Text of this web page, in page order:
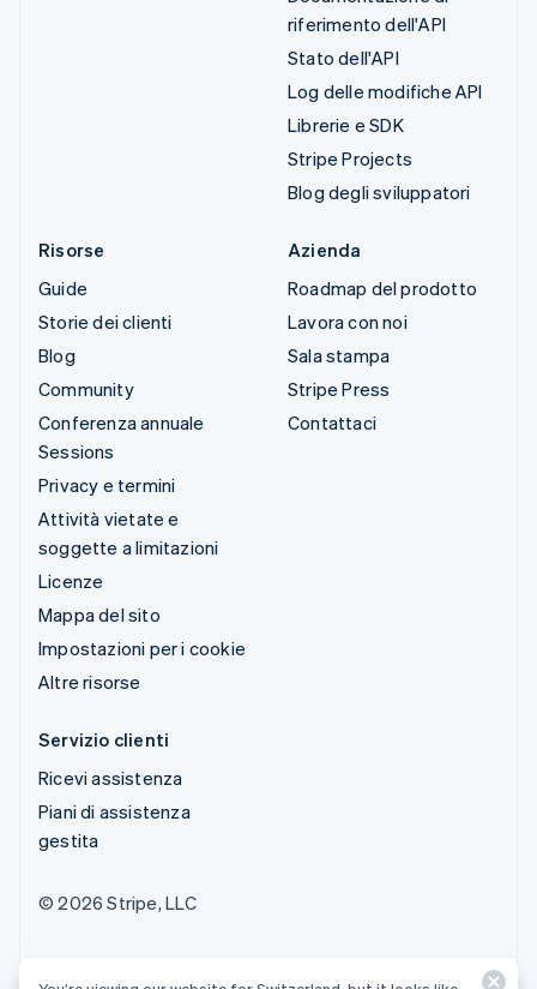
riferimento dell'API
Stato dell'API
Log delle modifiche API
Librerie e SDK
Stripe Projects
Blog degli sviluppatori
Risorse
Guide
Storie dei clienti
Blog
Community
Conferenza annuale
Sessions
Privacy e termini
Attività vietate e
soggette a limitazioni
Licenze
Mappa del sito
Impostazioni per i cookie
Altre risorse
Azienda
Roadmap del prodotto
Lavora con noi
Sala stampa
Stripe Press
Contattaci
Servizio clienti
Ricevi assistenza
Piani di assistenza
gestita
© 2026 Stripe, LLC